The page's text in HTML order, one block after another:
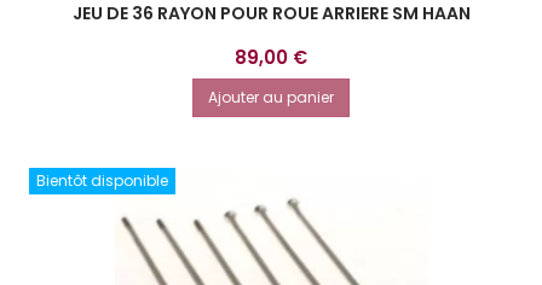
JEU DE 36 RAYON POUR ROUE ARRIERE SM HAAN
Prix
89,00 €
Ajouter au panier
Bientôt disponible